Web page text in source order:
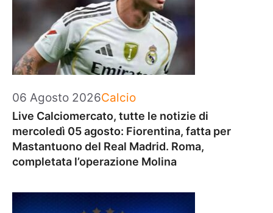
06 Agosto 2026Categorie
Calcio
Live Calciomercato, tutte le notizie di
mercoledì 05 agosto: Fiorentina, fatta per
Mastantuono del Real Madrid. Roma,
completata l’operazione Molina